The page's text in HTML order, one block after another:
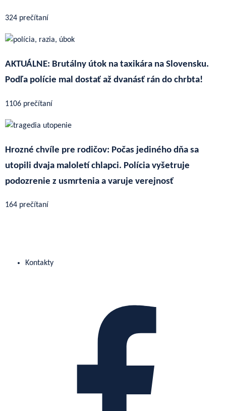
324 prečítaní
AKTUÁLNE: Brutálny útok na taxikára na Slovensku.
Podľa polície mal dostať až dvanásť rán do chrbta!
1106 prečítaní
Hrozné chvíle pre rodičov: Počas jediného dňa sa
utopili dvaja maloletí chlapci. Polícia vyšetruje
podozrenie z usmrtenia a varuje verejnosť
164 prečítaní
Kontakty